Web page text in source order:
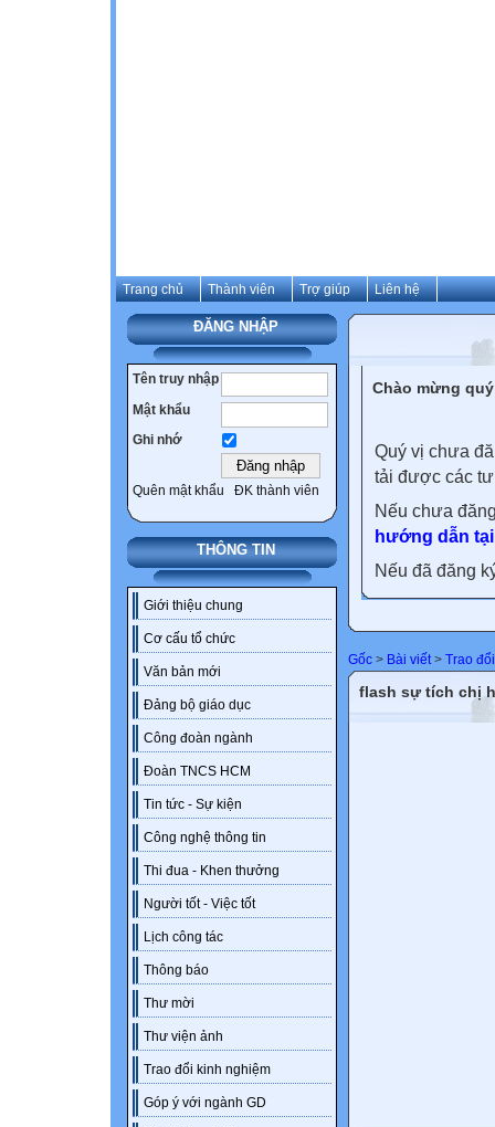
Trang chủ Thành viên Trợ giúp Liên hệ
ĐĂNG NHẬP
Tên truy nhập
Mật khẩu
Ghi nhớ
Quên mật khẩu ĐK thành viên
THÔNG TIN
Giới thiệu chung
Cơ cấu tổ chức
Văn bản mới
Đảng bộ giáo dục
Công đoàn ngành
Đoàn TNCS HCM
Tin tức - Sự kiện
Công nghệ thông tin
Thi đua - Khen thưởng
Người tốt - Việc tốt
Lịch công tác
Thông báo
Thư mời
Thư viện ảnh
Trao đổi kinh nghiệm
Góp ý với ngành GD
Chào mừng
Quý vị chưa
tải được các
Nếu chưa
hướng dẫn
Nếu đã đăng
Gốc > Bài viết> Trao
flash sự tích chị